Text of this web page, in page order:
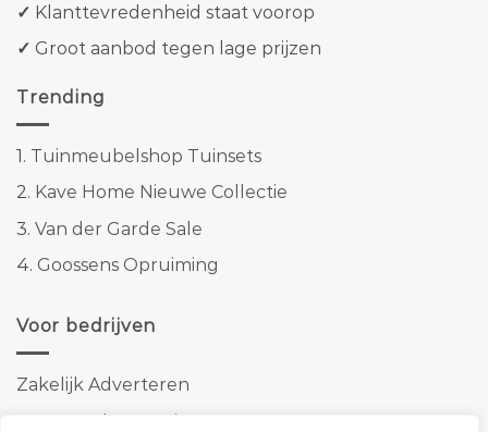
✓ Klanttevredenheid staat voorop
✓ Groot aanbod tegen lage prijzen
Trending
1. Tuinmeubelshop Tuinsets
2. Kave Home Nieuwe Collectie
3. Van der Garde Sale
4. Goossens Opruiming
Voor bedrijven
Zakelijk Adverteren
Banner advertenties